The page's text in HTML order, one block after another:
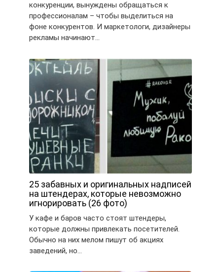
конкуренции, вынуждены обращаться к
профессионалам – чтобы выделиться на
фоне конкурентов. И маркетологи, дизайнеры
рекламы начинают…
25 забавных и оригинальных надписей
на штендерах, которые невозможно
игнорировать (26 фото)
У кафе и баров часто стоят штендеры,
которые должны привлекать посетителей.
Обычно на них мелом пишут об акциях
заведений, но…